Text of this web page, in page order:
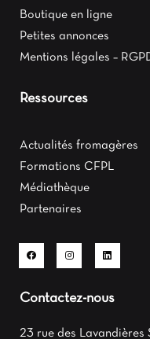
Boutique en ligne
Petites annonces
Mentions légales –
Ressources
Actualités fromagères
Formations CFPL
Médiathèque
Partenaires
Contactez-nous
23 rue des Lavandières